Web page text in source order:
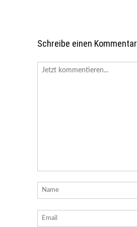
Schreibe einen Kommentar